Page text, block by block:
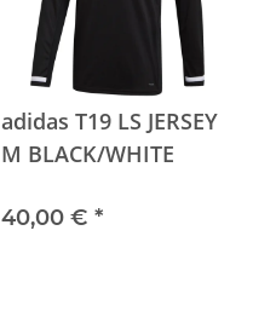
adidas T19 LS JERSEY
M BLACK/WHITE
40,00 € *